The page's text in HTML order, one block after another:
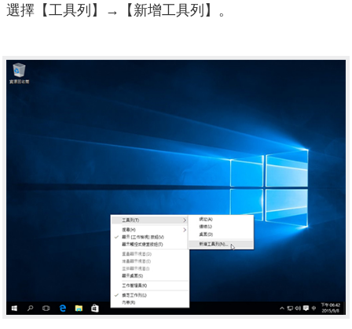
選擇【工具列】→【新增工具列】。